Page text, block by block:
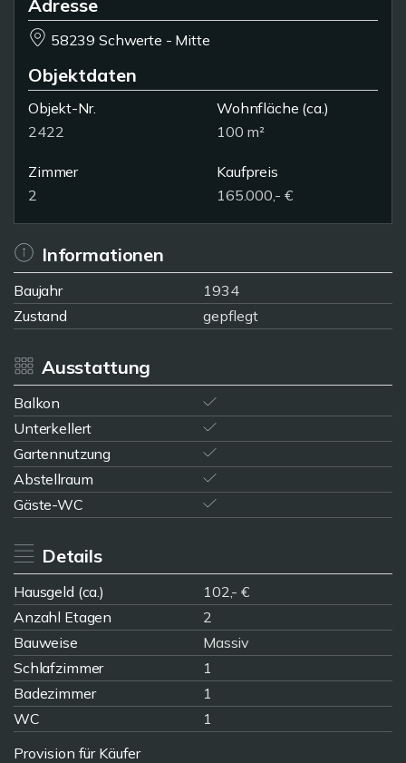
Adresse
58239 Schwerte - Mitte
Objektdaten
Objekt-Nr.
2422
Wohnfläche (ca.)
100 m²
Zimmer
2
Kaufpreis
165.000,- €
Informationen
Baujahr
1934
Zustand
gepflegt
Ausstattung
Balkon
Unterkellert
Gartennutzung
Abstellraum
Gäste-WC
Details
Hausgeld (ca.)
102,- €
Anzahl Etagen
2
Bauweise
Massiv
Schlafzimmer
1
Badezimmer
1
WC
1
Provision für Käufer